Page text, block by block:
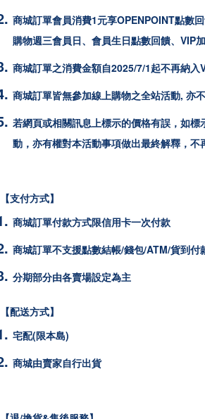
商城訂單會員消費1元享OPENPOINT點數
購物週三會員日、會員生日點數回饋、VIP
商城訂單之消費金額自2025/7/1起不再納入
商城訂單皆無參加線上購物之全站活動, 亦
若網頁或相關訊息上標示的價格有誤，如
動，亦有權對本活動事項做出最終解釋，不
【支付方式】
商城訂單付款方式限信用卡一次付款
商城訂單不支援點數結帳/錢包/ATM/貨到付
分期部分由各賣場設定為主
【配送方式】
宅配(限本島)
商城由賣家自行出貨